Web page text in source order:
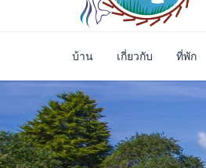
บ้าน เกี่ยวกับ ที่พัก